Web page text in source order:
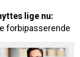
lige nu:
forbipasserende